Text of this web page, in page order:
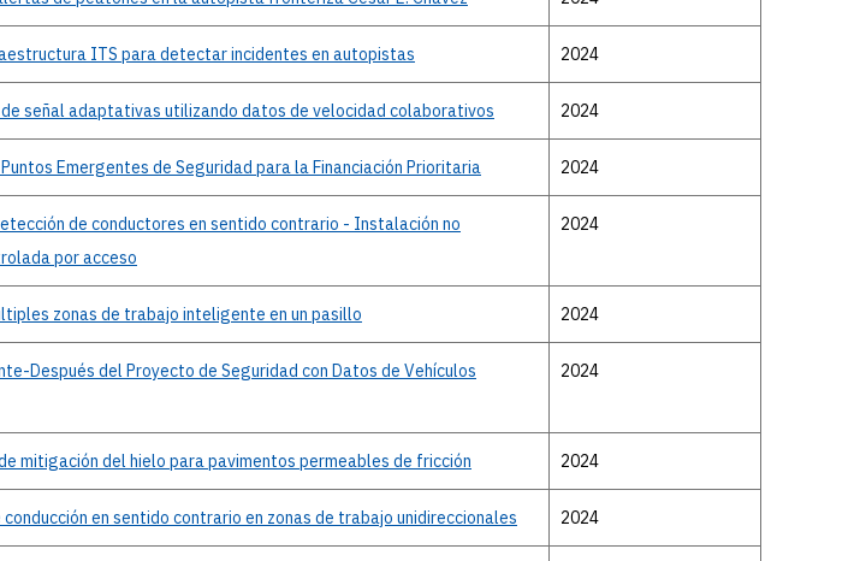
ITS para detectar incidentes en autopistas 2024
de señal adaptativas utilizando datos de velocidad colaborativos 2024
Emergentes de Seguridad para la Financiación Prioritaria 2024
de conductores en sentido contrario - Instalación no
por acceso
2024
zonas de trabajo inteligente en un pasillo 2024
Después del Proyecto de Seguridad con Datos de Vehículos
2024
mitigación del hielo para pavimentos permeables de fricción 2024
conducción en sentido contrario en zonas de trabajo unidireccionales 2024